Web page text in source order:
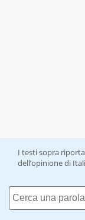
I testi sopra
dell’opinione di